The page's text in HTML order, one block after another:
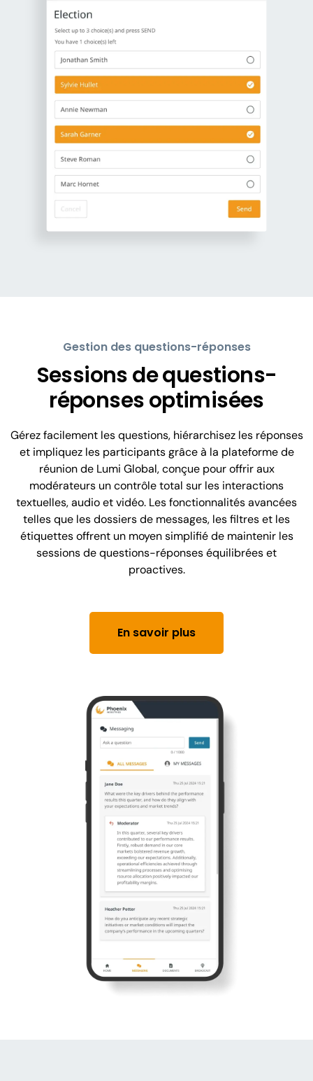
Gestion des questions-réponses
Sessions de questions-
réponses optimisées
Gérez facilement les questions, hiérarchisez les réponses
et impliquez les participants grâce à la plateforme de
réunion de Lumi Global, conçue pour offrir aux
modérateurs un contrôle total sur les interactions
textuelles, audio et vidéo. Les fonctionnalités avancées
telles que les dossiers de messages, les filtres et les
étiquettes offrent un moyen simplifié de maintenir les
sessions de questions-réponses équilibrées et
proactives.
En savoir plus